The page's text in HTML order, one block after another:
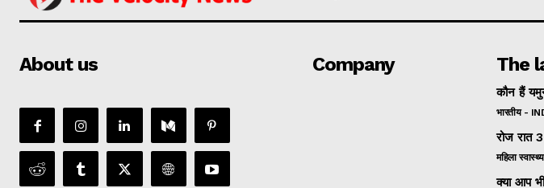
About us Company The
कौन हैं
भारतीय -
रोज रात
महिला स्वास्थ्य
क्या आप